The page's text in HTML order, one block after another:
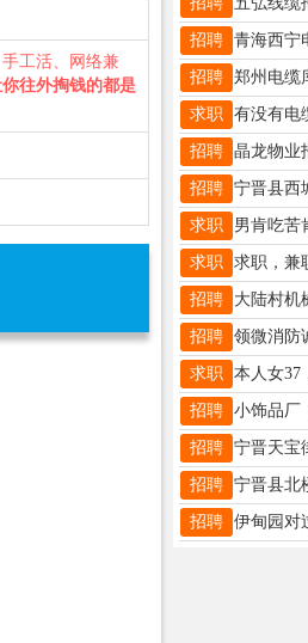
工活、网络兼
往外掏钱的都是
招聘
招聘
求职
招聘
招聘
求职
求职
招聘
招聘
求职
招聘
招聘
招聘
招聘